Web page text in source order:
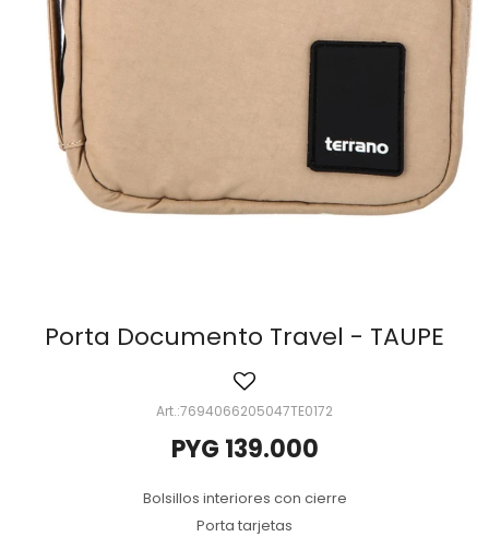
Porta Documento Travel - TAUPE
7694066205047TE0172
PYG 139.000
Bolsillos interiores con cierre
Porta tarjetas